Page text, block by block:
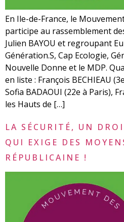
En Ile-de-France, le
participe au rassemblement
Julien BAYOU et regroupant
Génération.S, Cap Ecologie,
Nouvelle Donne et le MDP.
en liste : François BECHIEAU
Sofia BADAOUI (22e à Paris),
les Hauts de […]
LA SÉCURITÉ, UN
QUI EXIGE DES
RÉPUBLICAINE !